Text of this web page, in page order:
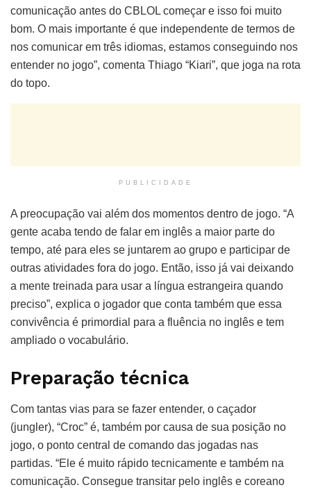
comunicação antes do CBLOL começar e isso foi muito
bom. O mais importante é que independente de termos de
nos comunicar em três idiomas, estamos conseguindo nos
entender no jogo”, comenta Thiago “Kiari”, que joga na rota
do topo.
PUBLICIDADE
A preocupação vai além dos momentos dentro de jogo. “A
gente acaba tendo de falar em inglês a maior parte do
tempo, até para eles se juntarem ao grupo e participar de
outras atividades fora do jogo. Então, isso já vai deixando
a mente treinada para usar a língua estrangeira quando
preciso”, explica o jogador que conta também que essa
convivência é primordial para a fluência no inglês e tem
ampliado o vocabulário.
Preparação técnica
Com tantas vias para se fazer entender, o caçador
(jungler), “Croc” é, também por causa de sua posição no
jogo, o ponto central de comando das jogadas nas
partidas. “Ele é muito rápido tecnicamente e também na
comunicação. Consegue transitar pelo inglês e coreano